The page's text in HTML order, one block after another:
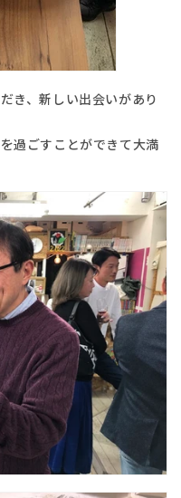
き、新しい出会いがあり
過ごすことができて大満